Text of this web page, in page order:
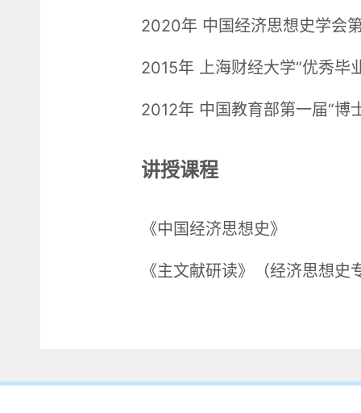
2020年 中国经济思想史学会
2015年 上海财经大学“优秀毕
2012年 中国教育部第一届“博
讲授课程
《中国经济思想史》
《主文献研读》（经济思想史